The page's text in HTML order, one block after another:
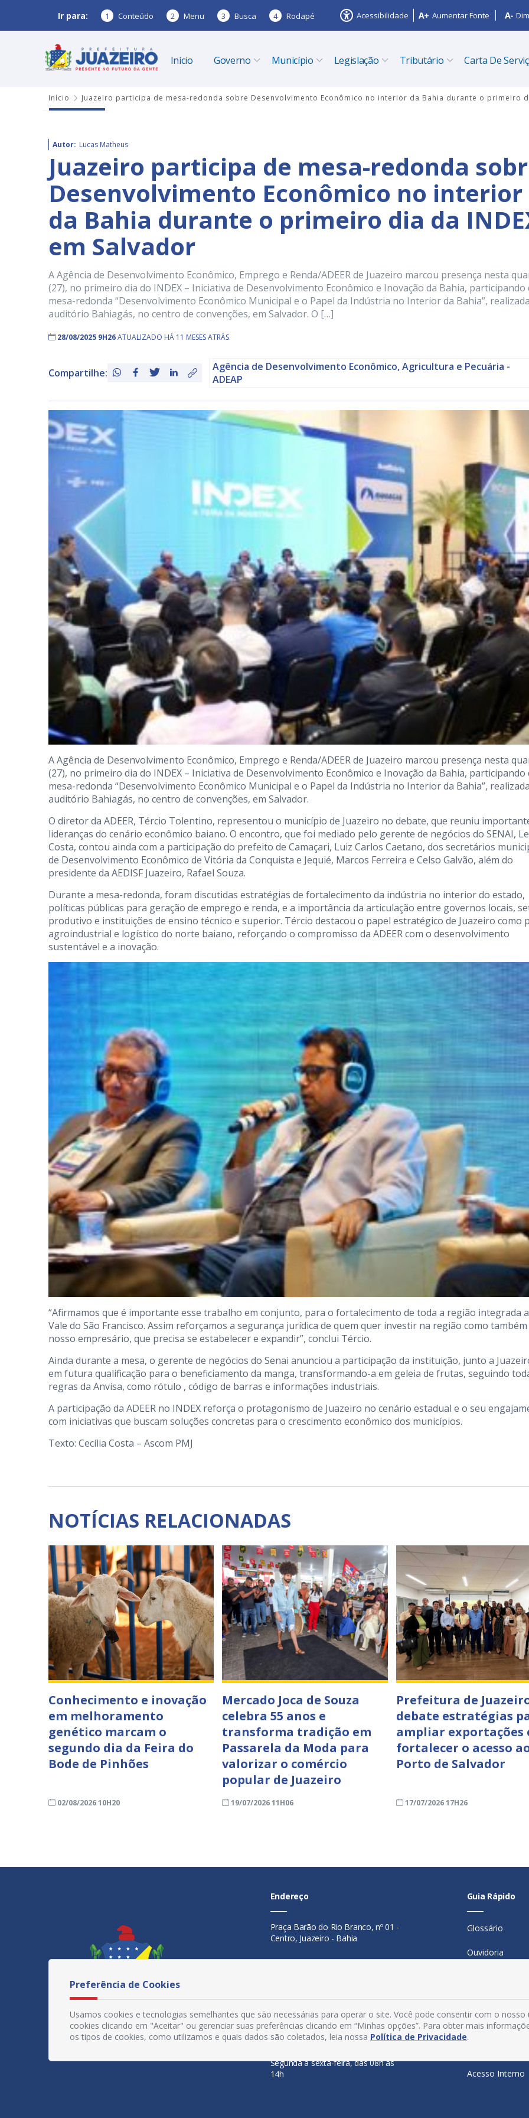
Ir para: 1 Conteúdo 2 Menu 3 Busca 4 Rodapé Acessibilidade Aumentar Fonte
Início Governo Município Legislação Tributário Carta De
Início Juazeiro participa de mesa-redonda sobre Desenvolvimento Econômico no interior da Bahia durante o primeiro
Autor: Lucas Matheus
Juazeiro participa de mesa-redonda
Desenvolvimento Econômico no interior
da Bahia durante o primeiro dia da
em Salvador
A Agência de Desenvolvimento Econômico, Emprego e Renda/ADEER de Juazeiro marcou presença nesta
(27), no primeiro dia do INDEX – Iniciativa de Desenvolvimento Econômico e Inovação da Bahia, participando
mesa-redonda “Desenvolvimento Econômico Municipal e o Papel da Indústria no Interior da Bahia”,
auditório Bahiagás, no centro de convenções, em Salvador. O […]
28/08/2025 9H26ATUALIZADO HÁ 11 MESES ATRÁS
Compartilhe:
Agência de Desenvolvimento Econômico, Agricultura e Pecuária -
ADEAP
A Agência de Desenvolvimento Econômico, Emprego e Renda/ADEER de Juazeiro marcou presença nesta
(27), no primeiro dia do INDEX – Iniciativa de Desenvolvimento Econômico e Inovação da Bahia, participando
mesa-redonda “Desenvolvimento Econômico Municipal e o Papel da Indústria no Interior da Bahia”,
auditório Bahiagás, no centro de convenções, em Salvador.
O diretor da ADEER, Tércio Tolentino, representou o município de Juazeiro no debate, que reuniu
lideranças do cenário econômico baiano. O encontro, que foi mediado pelo gerente de negócios do SENAI,
Costa, contou ainda com a participação do prefeito de Camaçari, Luiz Carlos Caetano, dos secretários
de Desenvolvimento Econômico de Vitória da Conquista e Jequié, Marcos Ferreira e Celso Galvão, além do
presidente da AEDISF Juazeiro, Rafael Souza.
Durante a mesa-redonda, foram discutidas estratégias de fortalecimento da indústria no interior do estado,
políticas públicas para geração de emprego e renda, e a importância da articulação entre governos locais,
produtivo e instituições de ensino técnico e superior. Tércio destacou o papel estratégico de Juazeiro como
agroindustrial e logístico do norte baiano, reforçando o compromisso da ADEER com o desenvolvimento
sustentável e a inovação.
“Afirmamos que é importante esse trabalho em conjunto, para o fortalecimento de toda a região integrada
Vale do São Francisco. Assim reforçamos a segurança jurídica de quem quer investir na região como
nosso empresário, que precisa se estabelecer e expandir”, conclui Tércio.
Ainda durante a mesa, o gerente de negócios do Senai anunciou a participação da instituição, junto a
em futura qualificação para o beneficiamento da manga, transformando-a em geleia de frutas, seguindo
regras da Anvisa, como rótulo , código de barras e informações industriais.
A participação da ADEER no INDEX reforça o protagonismo de Juazeiro no cenário estadual e o seu
com iniciativas que buscam soluções concretas para o crescimento econômico dos municípios.
Texto: Cecília Costa – Ascom PMJ
NOTÍCIAS RELACIONADAS
Conhecimento e inovação
em melhoramento
genético marcam o
segundo dia da Feira do
Bode de Pinhões
02/08/2026 10H20
Mercado Joca de Souza
celebra 55 anos e
transforma tradição em
Passarela da Moda para
valorizar o comércio
popular de Juazeiro
19/07/2026 11H06
Prefeitura de
debate estratégias
ampliar exportações
fortalecer o acesso
Porto de Salvador
17/07/2026 17H26
Endereço
Praça Barão do Rio Branco, nº 01 -
Centro, Juazeiro - Bahia
Horário De Funcionamento
Segunda a sexta-feira, das 08h às
14h
Guia Rápido
Glossário
Ouvidoria
Perguntas
Manual de
Acesso Interno
Preferência de Cookies
Usamos cookies e tecnologias semelhantes que são necessárias para operar o site. Você pode consentir com o nosso
cookies clicando em "Aceitar" ou gerenciar suas preferências clicando em “Minhas opções”. Para obter mais
os tipos de cookies, como utilizamos e quais dados são coletados, leia nossa Política de Privacidade.